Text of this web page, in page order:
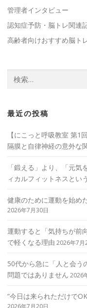
管理者インタビュー
認知症予防・脳トレ関連
高齢者向けおすすめ脳ト
索:
最近の投稿
【にこっと呼吸教室 第1
隔膜と自律神経の意外な
「鍛える」より、「元
ィカルフィットネスとい
健康のために運動を始め
2026年7月30日
運動すると「気持ちが前
で軽くなる理由 2026年7月
50代から急に「人と会う
問題ではありません 2026
“今日は来られただけで
2026年7月20日